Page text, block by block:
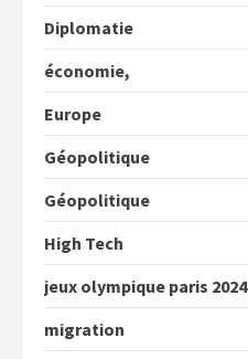
Diplomatie
économie,
Europe
Géopolitique
Géopolitique
High Tech
jeux olympique paris 2024
migration